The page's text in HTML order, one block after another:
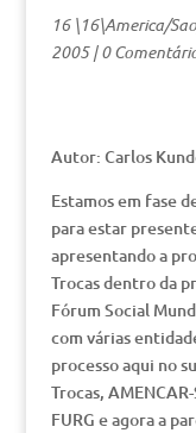
16 \16\America/
2005|0
Autor: Carlos
Estamos em fase
para estar
apresentando a
Trocas dentro da
Fórum Social
com várias
processo aqui no
Trocas,
FURG e agora a